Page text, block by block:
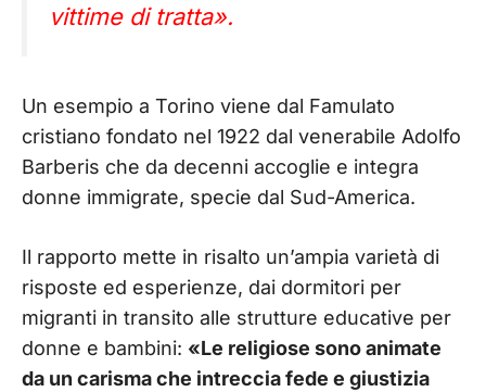
vittime di tratta».
Un esempio a Torino viene dal Famulato
cristiano fondato nel 1922 dal venerabile Adolfo
Barberis che da decenni accoglie e integra
donne immigrate, specie dal Sud-America.
Il rapporto mette in risalto un’ampia varietà di
risposte ed esperienze, dai dormitori per
migranti in transito alle strutture educative per
donne e bambini: «Le religiose sono animate
da un carisma che intreccia fede e giustizia